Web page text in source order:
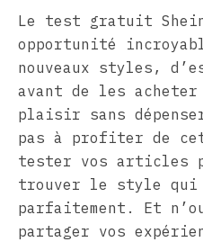
Le test gratuit
opportunité
nouveaux styles,
avant de les
plaisir sans
pas à profiter de
tester vos articles
trouver le style qui
parfaitement. Et
partager vos